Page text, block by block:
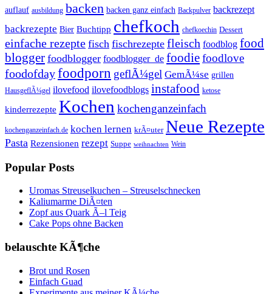
auflauf ausbildung backen backen ganz einfach Backpulver backrezept
backrezepte Bier Buchtipp chefkoch chefkoechin Dessert
einfache rezepte fisch fischrezepte fleisch foodblog food
blogger foodblogger foodblogger_de foodiefoodlove
foodofdayfoodporn geflÃ¼gel GemÃ¼se grillen
HausgeflÃ¼gel ilovefood ilovefoodblogs instafood ketose
kinderrezepte Kochen kochenganzeinfach
kochenganzeinfach.de kochen lernen krÃ¤uter Neue Rezepte
Pasta Rezensionen rezept Suppe weihnachten Wein
Popular Posts
Uromas Streuselkuchen – Streuselschnecken
Kaliumarme DiÃ¤ten
Zopf aus Quark Ã–l Teig
Cake Pops ohne Backen
belauschte KÃ¶che
Brot und Rosen
Einfach Guad